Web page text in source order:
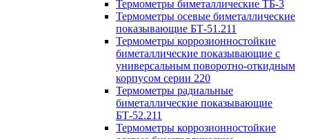
Термометры биметаллические ТБ-3
Термометры осевые биметаллические
показывающие БТ-51.211
Термометры коррозионностойкие
биметаллические показывающие с
универсальным поворотно-откидным
корпусом серии 220
Термометры радиальные
биметаллические показывающие
БТ-52.211
Термометры коррозионностойкие